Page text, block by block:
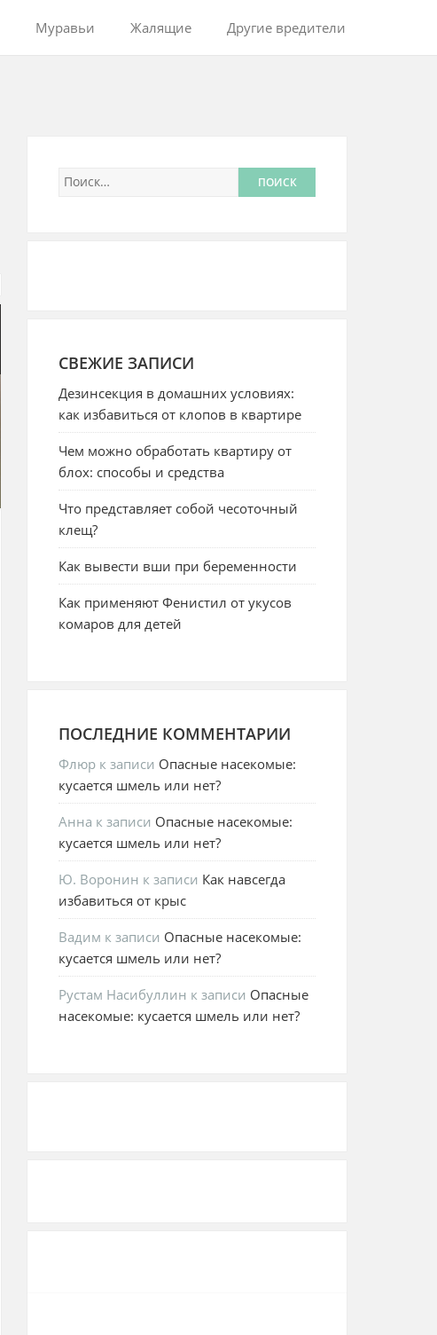
Муравьи Жалящие Другие вредители
СВЕЖИЕ ЗАПИСИ
Дезинсекция в домашних условиях:
как избавиться от клопов в квартире
Чем можно обработать квартиру от
блох: способы и средства
Что представляет собой чесоточный
клещ?
Как вывести вши при беременности
Как применяют Фенистил от укусов
комаров для детей
ПОСЛЕДНИЕ КОММЕНТАРИИ
Флюр к записи Опасные насекомые:
кусается шмель или нет?
Анна к записи Опасные насекомые:
кусается шмель или нет?
Ю. Воронин к записи Как навсегда
избавиться от крыс
Вадим к записи Опасные насекомые:
кусается шмель или нет?
Рустам Насибуллин к записи Опасные
насекомые: кусается шмель или нет?